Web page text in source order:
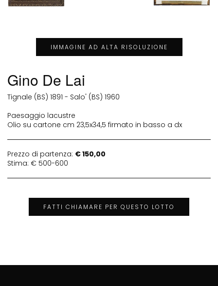
IMMAGINE AD ALTA RISOLUZIONE
Gino De Lai
Tignale (BS) 1891 - Salo' (BS) 1960
Paesaggio lacustre
Olio su cartone cm 23,5x34,5 firmato in basso a dx
Prezzo di partenza: € 150,00
Stima: € 500-600
FATTI CHIAMARE PER QUESTO LOTTO